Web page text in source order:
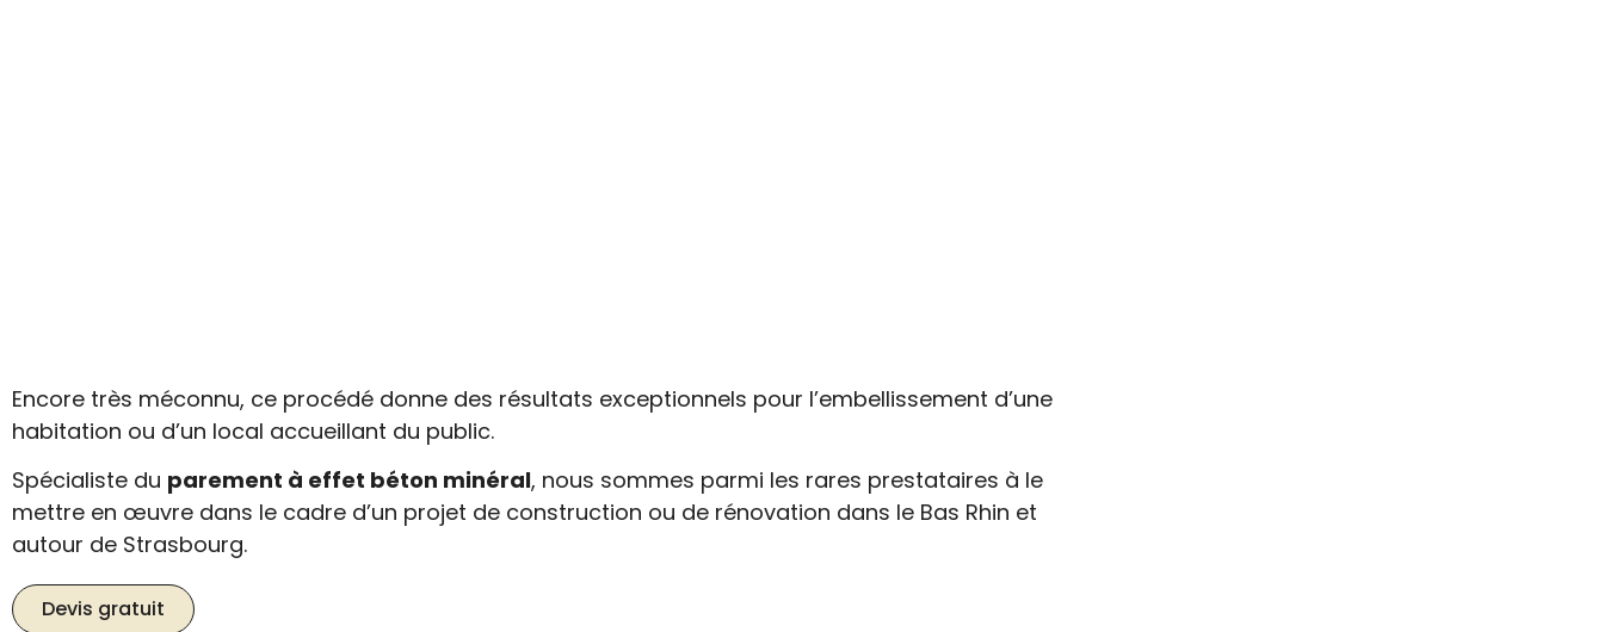
Encore très méconnu, ce procédé donne des résultats exceptionnels pour l’embellissement d’une
habitation ou d’un local accueillant du public.
Spécialiste du parement à effet béton minéral, nous sommes parmi les rares prestataires à le
mettre en œuvre dans le cadre d’un projet de construction ou de rénovation dans le Bas Rhin et
autour de Strasbourg.
Devis gratuit